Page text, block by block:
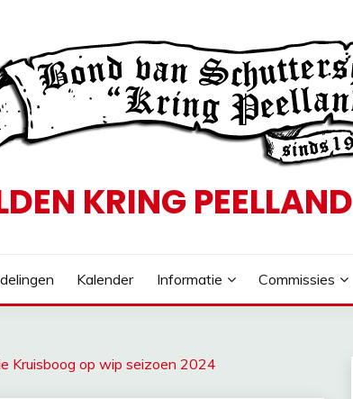
KRING PEELLAND
Kalender Informatie Commissies
Kruisboog op wip seizoen 2024